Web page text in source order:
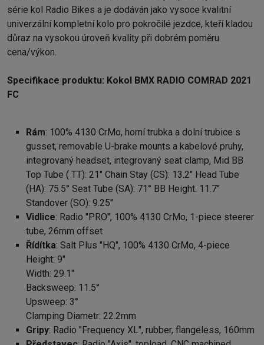
série kol Radio Bikes a je dodáván jako vysoce kvalitní
univerzální kompletní kolo pro pokročilé jezdce, kteří kladou
důraz na vysokou úroveň kvality při dobrém poměru
cena/výkon.
Specifikace produktu: Kokol BMX RADIO COMRAD 2021
FC
Rám: 100% 4130 CrMo, horní trubka a dolní trubice s
gusset, removable U-brake mounts a kabelové pruhy,
integrovaný headset, integrovaný seat clamp, Mid BB
Top Tube ( TT): 21" Chain Stay (CS): 13.2" Head Tube
(HA): 75.5° Seat Tube (SA): 71° BB Height: 11.7"
Standover (SO): 9.25"
Vidlice: Radio "PRO", 100% 4130 CrMo, 1-piece steerer
tube, 26mm offset
Řídítka: Salt Plus "HQ", 100% 4130 CrMo, 4-piece
Height: 9"
Width: 29.1"
Backsweep: 11.5°
Upsweep: 3°
Clamping Diametr: 22.2mm
Gripy: Radio "Frequency XL", rubber, flangeless, 160mm